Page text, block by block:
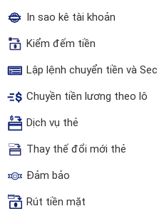
In sao kê tài khoản
Kiểm đếm tiền
Lập lệnh chuyển tiền và Sec
Chuyền tiền lương theo lô
Dịch vụ thẻ
Thay thế đổi mới thẻ
Đảm bảo
Rút tiền mặt